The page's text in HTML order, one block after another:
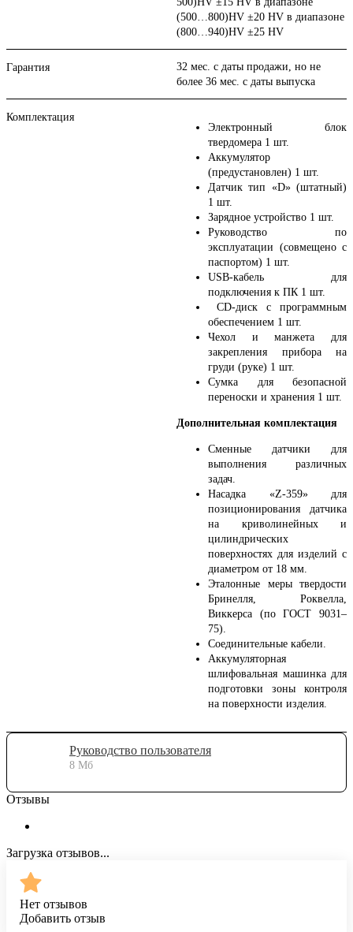
(500…800)HV ±20 HV в диапазоне
(800…940)HV ±25 HV
Гарантия
32 мес. с даты продажи, но не
более 36 мес. с даты выпуска
Комплектация
Электронный блок
твердомера 1 шт.
Аккумулятор
(предустановлен) 1 шт.
Датчик тип «D» (штатный)
1 шт.
Зарядное устройство 1 шт.
Руково­­­­дство по
эксплуатации (совмещено с
паспортом) 1 шт.
USB-кабель для
подключения к ПК 1 шт.
CD-диск с программным
обеспечением 1 шт.
Чехол и манжета для
закрепления прибора на
груди (руке) 1 шт.
Сумка для безопасной
переноски и хранения 1 шт.
Дополнительная комплектация
Сменные датчики для
выполнения различных
задач.
Насадка «Z-359» для
позиционирования датчика
на криволинейных и
цилиндрических
поверхностях для изделий с
диаметром от 18 мм.
Эталонные меры твердости
Бринелля, Роквелла,
Виккерса (по ГОСТ 9031–
75).
Соединительные кабели.
Аккумуляторная
шлифовальная машинка для
подготовки зоны контроля
на поверхности изделия.
Руководство пользователя
8 Мб
Отзывы
Загрузка отзывов...
Нет отзывов
Добавить отзыв